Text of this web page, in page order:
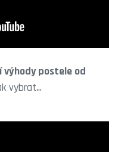
výhody postele od
vybrat...